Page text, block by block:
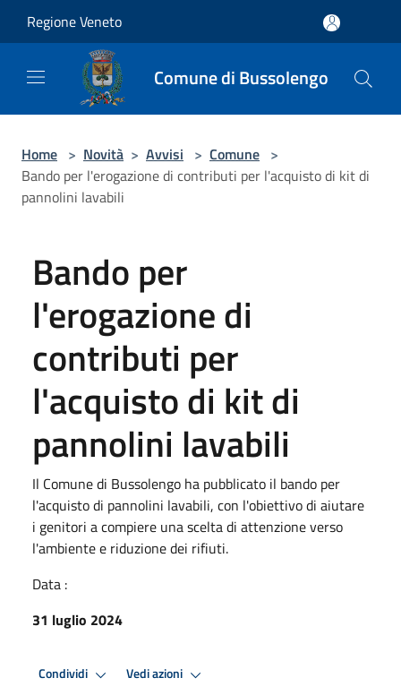
Regione Veneto
Comune di Bussolengo
Home > Novità > Avvisi > Comune >
Bando per l'erogazione di contributi per l'acquisto di kit di
pannolini lavabili
Bando per
l'erogazione di
contributi per
l'acquisto di kit di
pannolini lavabili
Il Comune di Bussolengo ha pubblicato il bando per
l'acquisto di pannolini lavabili, con l'obiettivo di aiutare
i genitori a compiere una scelta di attenzione verso
l'ambiente e riduzione dei rifiuti.
Data :
31 luglio 2024
Condividi Vedi azioni